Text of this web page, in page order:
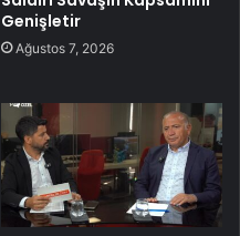
Genişletir
Ağustos 7, 2026